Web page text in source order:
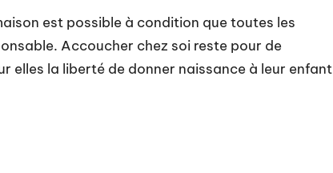
est possible à condition que toutes les
Accoucher chez soi reste pour de
elles la liberté de donner naissance à leur enfant